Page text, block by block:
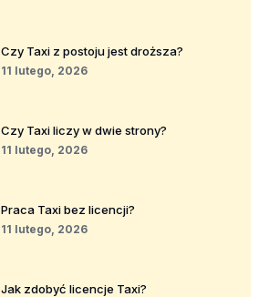
Czy Taxi z postoju jest droższa?
11 lutego, 2026
Czy Taxi liczy w dwie strony?
11 lutego, 2026
Praca Taxi bez licencji?
11 lutego, 2026
Jak zdobyć licencje Taxi?